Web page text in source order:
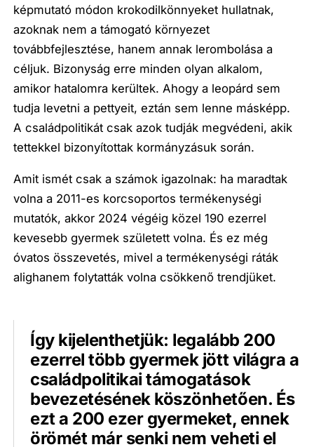
képmutató módon krokodilkönnyeket hullatnak,
azoknak nem a támogató környezet
továbbfejlesztése, hanem annak lerombolása a
céljuk. Bizonyság erre minden olyan alkalom,
amikor hatalomra kerültek. Ahogy a leopárd sem
tudja levetni a pettyeit, eztán sem lenne másképp.
A családpolitikát csak azok tudják megvédeni, akik
tettekkel bizonyítottak kormányzásuk során.
Amit ismét csak a számok igazolnak: ha maradtak
volna a 2011-es korcsoportos termékenységi
mutatók, akkor 2024 végéig közel 190 ezerrel
kevesebb gyermek született volna. És ez még
óvatos összevetés, mivel a termékenységi ráták
alighanem folytatták volna csökkenő trendjüket.
Így kijelenthetjük: legalább 200
ezerrel több gyermek jött világra a
családpolitikai támogatások
bevezetésének köszönhetően. És
ezt a 200 ezer gyermeket, ennek
örömét már senki nem veheti el